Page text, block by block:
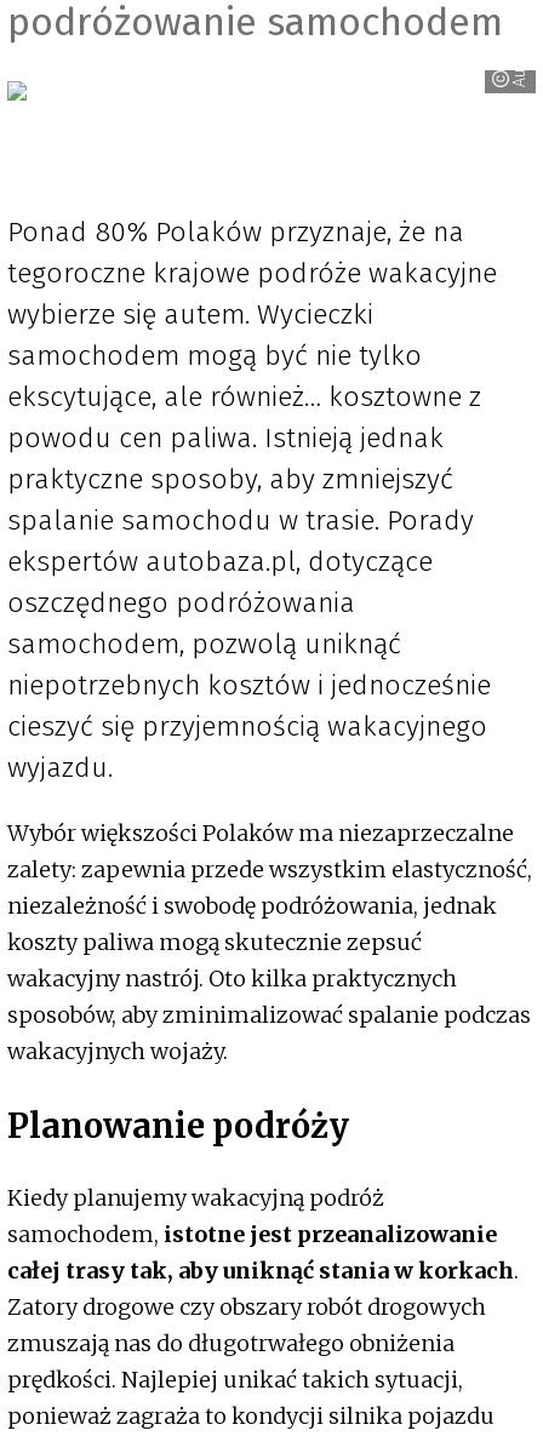
podróżowanie samochodemAutobaza
Ponad 80% Polaków przyznaje, że na
tegoroczne krajowe podróże wakacyjne
wybierze się autem. Wycieczki
samochodem mogą być nie tylko
ekscytujące, ale również… kosztowne z
powodu cen paliwa. Istnieją jednak
praktyczne sposoby, aby zmniejszyć
spalanie samochodu w trasie. Porady
ekspertów autobaza.pl, dotyczące
oszczędnego podróżowania
samochodem, pozwolą uniknąć
niepotrzebnych kosztów i jednocześnie
cieszyć się przyjemnością wakacyjnego
wyjazdu.
Wybór większości Polaków ma niezaprzeczalne
zalety: zapewnia przede wszystkim elastyczność,
niezależność i swobodę podróżowania, jednak
koszty paliwa mogą skutecznie zepsuć
wakacyjny nastrój. Oto kilka praktycznych
sposobów, aby zminimalizować spalanie podczas
wakacyjnych wojaży.
Planowanie podróży
Kiedy planujemy wakacyjną podróż
samochodem, istotne jest przeanalizowanie
całej trasy tak, aby uniknąć stania w korkach.
Zatory drogowe czy obszary robót drogowych
zmuszają nas do długotrwałego obniżenia
prędkości. Najlepiej unikać takich sytuacji,
ponieważ zagraża to kondycji silnika pojazdu